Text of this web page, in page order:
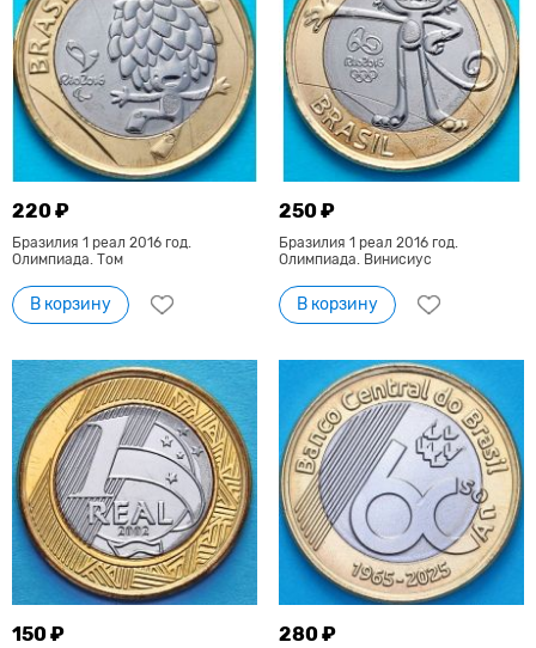
220 ₽
Бразилия 1 реал 2016 год.
Олимпиада. Том
В корзину
250 ₽
Бразилия 1 реал 2016 год.
Олимпиада. Винисиус
В корзину
150 ₽ 280 ₽